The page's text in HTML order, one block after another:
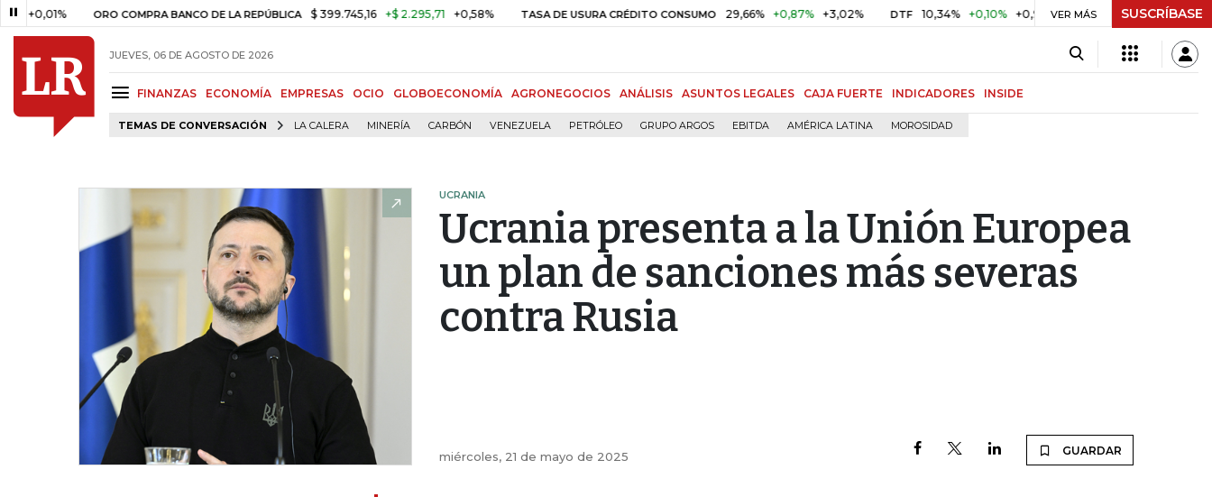
ORO COMPRA BANCO DE LA REPÚBLICA $ 399.745,16 +$ 2.295,71 +0,58% TASA DE USURA CRÉDITO CONSUMO 29,66% +0,87% +3,02% DTF 10,34% +0,10% +0,98% UVR $ 416,86 +$ 0,05 +0,01%
VER MÁS SUSCRÍBASE
JUEVES, 06 DE AGOSTO DE 2026
FINANZAS ECONOMÍA EMPRESAS OCIO GLOBOECONOMÍA AGRONEGOCIOS ANÁLISIS ASUNTOS LEGALES CAJA FUERTE INDICADORES INSIDE
TEMAS DE CONVERSACIÓN LA CALERA MINERÍA CARBÓN VENEZUELA PETRÓLEO GRUPO ARGOS EBITDA AMÉRICA LATINA MOROSIDAD
UCRANIA
Ucrania presenta a la Unión Europea
un plan de sanciones más severas
contra Rusia
miércoles, 21 de mayo de 2025 GUARDAR